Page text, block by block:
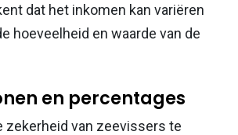
dat het inkomen kan variëren
hoeveelheid en waarde van de
en percentages
zekerheid van zeevissers te